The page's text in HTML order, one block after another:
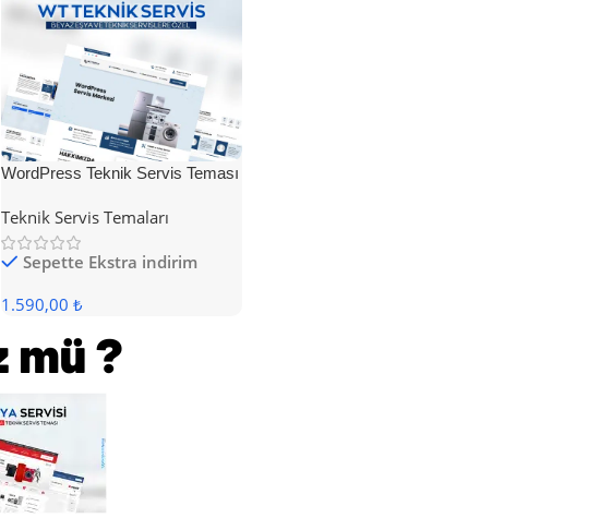
WordPress Teknik Servis Teması
Teknik Servis Temaları
Sepette Ekstra indirim
1.590,00 ₺